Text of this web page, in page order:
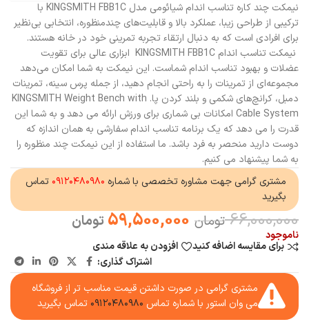
نیمکت چند کاره تناسب اندام شیائومی مدل KINGSMITH FBB1C با
ترکیبی از طراحی زیبا، عملکرد بالا و قابلیت‌های چندمنظوره، انتخابی بی‌نظیر
برای افرادی است که به دنبال ارتقاء تجربه تمرینی خود در خانه هستند.
نیمکت تناسب اندام KINGSMITH FBB1C ابزاری عالی برای تقویت
عضلات و بهبود تناسب اندام شماست. این نیمکت به شما امکان می‌دهد
مجموعه‌ای از تمرینات را به راحتی انجام دهید، از جمله پرس سینه، تمرینات
دمبل، کرانچ‌های شکمی و بلند کردن پا. KINGSMITH Weight Bench with
Cable System امکانات بی شماری برای ورزش ارائه می دهد و به شما این
قدرت را می دهد که یک برنامه تناسب اندام سفارشی به همان اندازه که
دوست دارید منحصر به فرد باشد. ما استفاده از این نیمکت چند منظوره را
به شما پیشنهاد می کنیم.
مشتری گرامی جهت مشاوره تخصصی با شماره ۰۹۱۲۰۴۸۰۹۸۰ تماس
بگیرید
66,000,000 تومان 59,500,000 تومان
ناموجود
برای مقایسه اضافه کنید
افزودن به علاقه مندی
اشتراک گذاری:
مشتری گرامی در صورت داشتن قیمت مناسب تر از فروشگاه
می وان استور با شماره تماس ۰۹۱۲۰۴۸۰۹۸۰ تماس بگیرید